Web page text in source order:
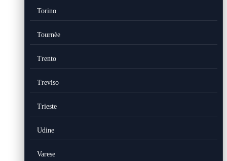
Torino
Tournèe
Trento
Treviso
Trieste
Udine
Varese